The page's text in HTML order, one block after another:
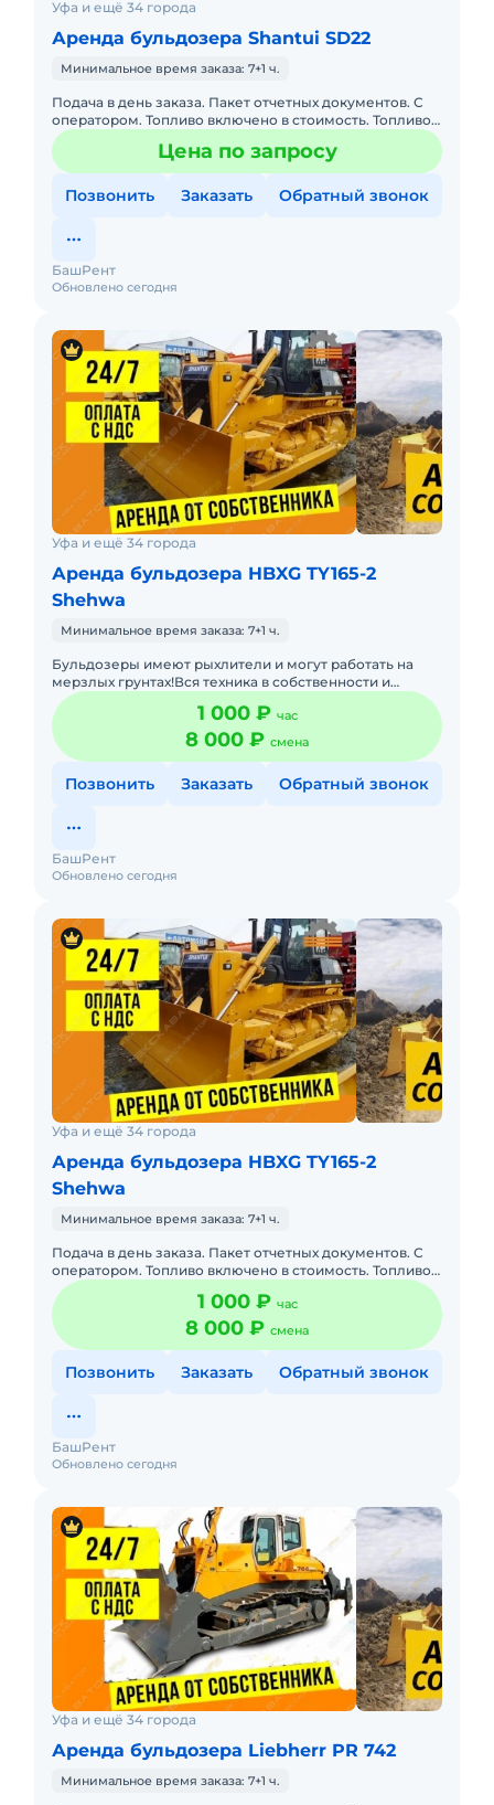
Уфа и ещё 34 города
Аренда бульдозера Shantui SD22
Минимальное время заказа: 7+1 ч.
Подача в день заказа. Пакет отчетных документов. С
оператором. Топливо включено в стоимость. Топливо
оплачивается отдельно. Долгосрочная аренда.
Краткосрочная аЦена по запросу
Позвонить Заказать Обратный звонок
Обновлено сегодня
БашРент
Уфа и ещё 34 города
Аренда бульдозера HBXG TY165-2
Shehwa
Минимальное время заказа: 7+1 ч.
Бульдозеры имеют рыхлители и могут работать на
мерзлых грунтах!Вся техника в собственности и
эксплуатируется профессиональными
механизаторами с опытом работ на
1 000 ₽ час
8 000 ₽ смена
Позвонить Заказать Обратный звонок
Обновлено сегодня
БашРент
Уфа и ещё 34 города
Аренда бульдозера HBXG TY165-2
Shehwa
Минимальное время заказа: 7+1 ч.
Подача в день заказа. Пакет отчетных документов. С
оператором. Топливо включено в стоимость. Топливо
оплачивается отдельно. Долгосрочная аренда.
Краткосрочная а
1 000 ₽ час
8 000 ₽ смена
Позвонить Заказать Обратный звонок
Обновлено сегодня
БашРент
Уфа и ещё 34 города
Аренда бульдозера Liebherr PR 742
Минимальное время заказа: 7+1 ч.